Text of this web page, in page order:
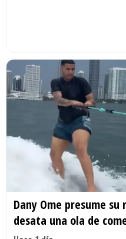
Dany Ome presume
desata una ola de